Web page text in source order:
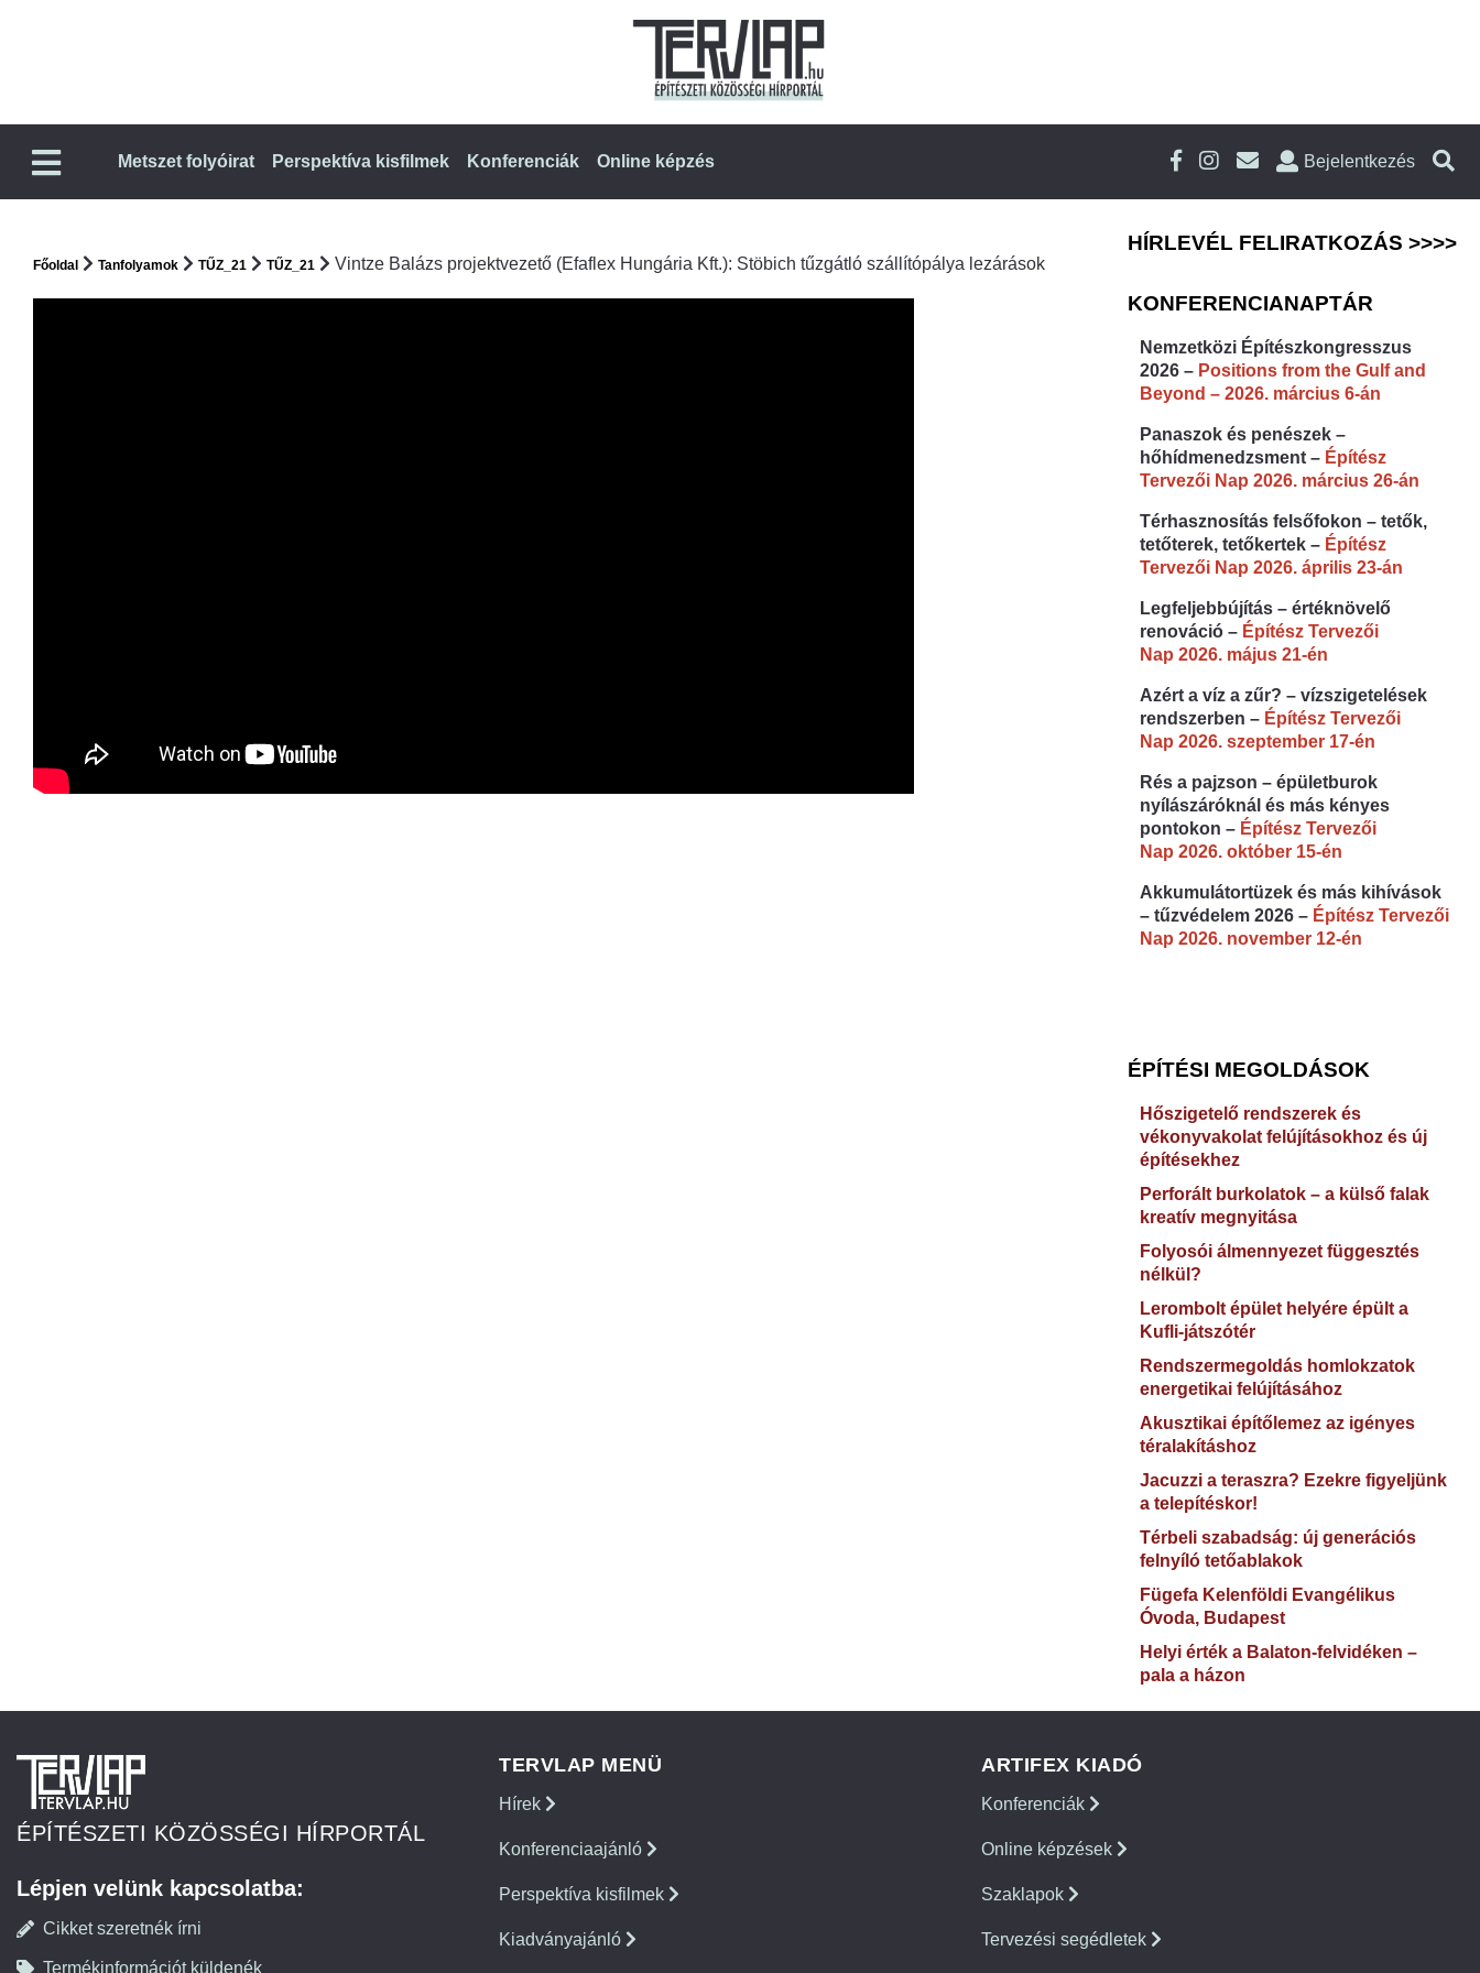
Metszet folyóirat Perspektíva kisfilmek Konferenciák Online képzés Bejelentkezés
Főoldal Tanfolyamok TŰZ_21 TŰZ_21 Vintze Balázs projektvezető (Efaflex Hungária Kft.): Stöbich tűzgátló szállítópálya lezárások
HÍRLEVÉL FELIRATKOZÁS >>>>
KONFERENCIANAPTÁR
Nemzetközi Építészkongresszus
2026 – Positions from the Gulf and
Beyond – 2026. március 6-án
Panaszok és penészek –
hőhídmenedzsment – Építész
Tervezői Nap 2026. március 26-án
Térhasznosítás felsőfokon – tetők,
tetőterek, tetőkertek – Építész
Tervezői Nap 2026. április 23-án
Legfeljebbújítás – értéknövelő
renováció – Építész Tervezői
Nap 2026. május 21-én
Azért a víz a zűr? – vízszigetelések
rendszerben – Építész Tervezői
Nap 2026. szeptember 17-én
Rés a pajzson – épületburok
nyílászáróknál és más kényes
pontokon – Építész Tervezői
Nap 2026. október 15-én
Akkumulátortüzek és más kihívások
– tűzvédelem 2026 – Építész Tervezői
Nap 2026. november 12-én
ÉPÍTÉSI MEGOLDÁSOK
Hőszigetelő rendszerek és
vékonyvakolat felújításokhoz és új
építésekhez
Perforált burkolatok – a külső falak
kreatív megnyitása
Folyosói álmennyezet függesztés
nélkül?
Lerombolt épület helyére épült a
Kufli-játszótér
Rendszermegoldás homlokzatok
energetikai felújításához
Akusztikai építőlemez az igényes
téralakításhoz
Jacuzzi a teraszra? Ezekre figyeljünk
a telepítéskor!
Térbeli szabadság: új generációs
felnyíló tetőablakok
Fügefa Kelenföldi Evangélikus
Óvoda, Budapest
Helyi érték a Balaton-felvidéken –
pala a házon
ÉPÍTÉSZETI KÖZÖSSÉGI HÍRPORTÁL
Lépjen velünk kapcsolatba:
Cikket szeretnék írni
Termékinformációt küldenék
TERVLAP MENÜ
Hírek
Konferenciaajánló
Perspektíva kisfilmek
Kiadványajánló
ARTIFEX KIADÓ
Konferenciák
Online képzések
Szaklapok
Tervezési segédletek